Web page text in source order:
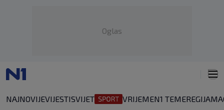
Oglas
NAJNOVIJEVIJESTISVIJET VRIJEMEN1 TEMEREGIJA